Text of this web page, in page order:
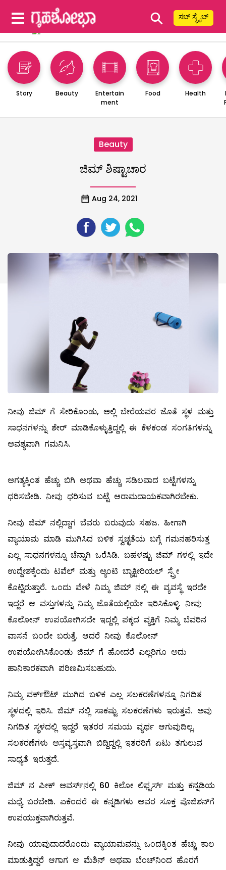
⚲ ಸಬ್ ಸ್ಕ್ರೈಬ್
Story Beauty
Entertain
ment
Food Health
Beauty
ಜಿಮ್ ಶಿಷ್ಟಾಚಾರ
Aug 24, 2021
ನೀವು ಜಿಮ್ ಗೆ ಸೇರಿಕೊಂಡು, ಅಲ್ಲಿ ಬೇರೆಯವರ ಜೊತೆ ಸ್ಥಳ ಮತ್ತು
ಸಾಧನಗಳನ್ನು ಶೇರ್‌ ಮಾಡಿಕೊಳ್ಳುತ್ತಿದ್ದಲ್ಲಿ ಈ ಕೆಳಕಂಡ ಸಂಗತಿಗಳನ್ನು
ಅವಶ್ಯವಾಗಿ ಗಮನಿಸಿ.
ಅಗತ್ಯಕ್ಕಿಂತ ಹೆಚ್ಚು ಬಿಗಿ ಅಥವಾ ಹೆಚ್ಚು ಸಡಿಲವಾದ ಬಟ್ಟೆಗಳನ್ನು
ಧರಿಸಬೇಡಿ. ನೀವು ಧರಿಸುವ ಬಟ್ಟೆ ಆರಾಮದಾಯಕವಾಗಿರಬೇಕು.
ನೀವು ಜಿಮ್ ನಲ್ಲಿದ್ದಾಗ ಬೆವರು ಬರುವುದು ಸಹಜ. ಹೀಗಾಗಿ
ವ್ಯಾಯಾಮ ಮಾಡಿ ಮುಗಿಸಿದ ಬಳಿಕ ಸ್ವಚ್ಛತೆಯ ಬಗ್ಗೆ ಗಮನಹರಿಸುತ್ತ
ಎಲ್ಲ ಸಾಧನಗಳನ್ನೂ ಚೆನ್ನಾಗಿ ಒರೆಸಿಡಿ. ಬಹಳಷ್ಟು ಜಿಮ್ ಗಳಲ್ಲಿ ಇದೇ
ಉದ್ದೇಶಕ್ಕೆಂದು ಟವೆಲ್‌ ಮತ್ತು ಆ್ಯಂಟಿ ಬ್ಯಾಕ್ಟೀರಿಯಲ್ ಸ್ಪ್ರೇ
ಕೊಟ್ಟಿರುತ್ತಾರೆ. ಒಂದು ವೇಳೆ ನಿಮ್ಮ ಜಿಮ್ ನಲ್ಲಿ ಈ ವ್ಯವಸ್ಥೆ ಇರದೇ
ಇದ್ದರೆ ಆ ವಸ್ತುಗಳನ್ನು ನಿಮ್ಮ ಜೊತೆಯಲ್ಲಿಯೇ ಇರಿಸಿಕೊಳ್ಳಿ. ನೀವು
ಕೊಲೋನ್‌ ಉಪಯೋಗಿಸದೇ ಇದ್ದಲ್ಲಿ ಪಕ್ಕದ ವ್ಯಕ್ತಿಗೆ ನಿಮ್ಮ ಬೆವರಿನ
ವಾಸನೆ ಬಂದೇ ಬರುತ್ತೆ. ಆದರೆ ನೀವು ಕೊಲೋನ್‌
ಉಪಯೋಗಿಸಿಕೊಂಡು ಜಿಮ್ ಗೆ ಹೋದರೆ ಎಲ್ಲರಿಗೂ ಅದು
ಹಾನಿಕಾರಕವಾಗಿ ಪರಿಣಮಿಸಬಹುದು.
ನಿಮ್ಮ ವರ್ಕ್‌ಔಟ್‌ ಮುಗಿದ ಬಳಿಕ ಎಲ್ಲ ಸಲಕರಣೆಗಳನ್ನೂ ನಿಗದಿತ
ಸ್ಥಳದಲ್ಲಿ ಇರಿಸಿ. ಜಿಮ್ ನಲ್ಲಿ ಸಾಕಷ್ಟು ಸಲಕರಣೆಗಳು ಇರುತ್ತವೆ. ಅವು
ನಿಗದಿತ ಸ್ಥಳದಲ್ಲಿ ಇದ್ದರೆ ಇತರರ ಸಮಯ ವ್ಯರ್ಥ ಆಗುವುದಿಲ್ಲ.
ಸಲಕರಣೆಗಳು ಅಸ್ತವ್ಯಸ್ತವಾಗಿ ಬಿದ್ದಿದ್ದಲ್ಲಿ ಇತರರಿಗೆ ಏಟು ತಗುಲುವ
ಸಾಧ್ಯತೆ ಇರುತ್ತದೆ.
ಜಿಮ್ ನ ಪೀಕ್‌ ಅವರ್ಸ್‌ನಲ್ಲಿ 60 ಕಿಲೋ ಲಿಫ್ಟರ್ಸ್‌ ಮತ್ತು ಕನ್ನಡಿಯ
ಮಧ್ಯೆ ಬರಬೇಡಿ. ಏಕೆಂದರೆ ಈ ಕನ್ನಡಿಗಳು ಅವರ ಸೂಕ್ತ ಪೊಜಿಶನ್‌ಗೆ
ಉಪಯುಕ್ತವಾಗಿರುತ್ತವೆ.
ನೀವು ಯಾವುದಾದರೊಂದು ವ್ಯಾಯಾಮವನ್ನು ಒಂದಕ್ಕಿಂತ ಹೆಚ್ಚು ಕಾಲ
ಮಾಡುತ್ತಿದ್ದರೆ ಆಗಾಗ ಆ ಮೆಶಿನ್‌ ಅಥವಾ ಬೆಂಚ್‌ನಿಂದ ಹೊರಗೆ